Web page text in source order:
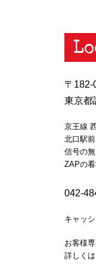
〒182-
東京
京王線
北口駅
信号の
ZAPの看
042-
キャッ
お客様
詳しくは